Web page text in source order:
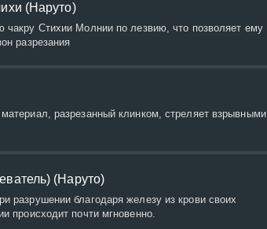
(Наруто)
чакру Стихии Молнии по лезвию, что позволяет ему
разрезания
разрезанный клинком, стреляет взрывными
(Наруто)
разрушении благодаря железу из крови своих
происходит почти мгновенно.